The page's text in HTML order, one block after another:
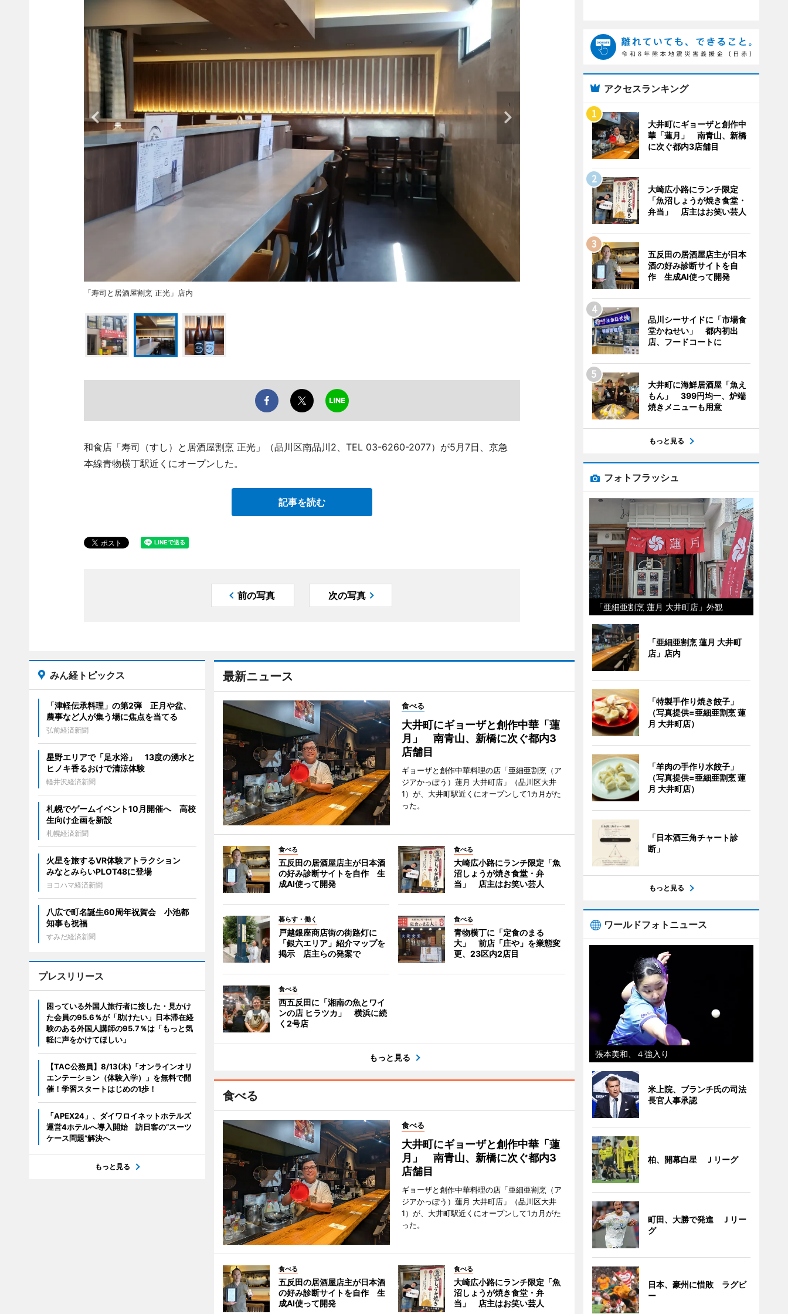
「寿司と居酒屋割烹 正光」店内
和食店「寿司（すし）と居酒屋割烹 正光」（品川区南品川2、TEL 03-6260-2077）が5月7日、京急
本線青物横丁駅近くにオープンした。
記事を読む
前の写真 次の写真
最新ニュース
食べる
大井町にギョーザと創作中華「蓮
月」 南青山、新橋に次ぐ都内3
店舗目
ギョーザと創作中華料理の店「亜細亜割烹（ア
ジアかっぽう）蓮月 大井町店」（品川区大井
1）が、大井町駅近くにオープンして1カ月がた
った。
食べる
五反田の居酒屋店主が日本酒
の好み診断サイトを自作 生
成AI使って開発
食べる
大崎広小路にランチ限定「魚
沼しょうが焼き食堂・弁
当」 店主はお笑い芸人
暮らす・働く
戸越銀座商店街の街路灯に
「銀六エリア」紹介マップを
掲示 店主らの発案で
食べる
青物横丁に「定食のまる
大」 前店「庄や」を業態変
更、23区内2店目
食べる
西五反田に「湘南の魚とワイ
ンの店 ヒラツカ」 横浜に続
く2号店
もっと見る
食べる
食べる
大井町にギョーザと創作中華「蓮
月」 南青山、新橋に次ぐ都内3
店舗目
ギョーザと創作中華料理の店「亜細亜割烹（ア
ジアかっぽう）蓮月 大井町店」（品川区大井
1）が、大井町駅近くにオープンして1カ月がた
った。
食べる
五反田の居酒屋店主が日本酒
の好み診断サイトを自作 生
成AI使って開発
食べる
大崎広小路にランチ限定「魚
沼しょうが焼き食堂・弁
当」 店主はお笑い芸人
みん経トピックス
「津軽伝承料理」の第2弾 正月や盆、
農事など人が集う場に焦点を当てる
弘前経済新聞
星野エリアで「足水浴」 13度の湧水と
ヒノキ香るおけで清涼体験
軽井沢経済新聞
札幌でゲームイベント10月開催へ 高校
生向け企画を新設
札幌経済新聞
火星を旅するVR体験アトラクション
みなとみらいPLOT48に登場
ヨコハマ経済新聞
八広で町名誕生60周年祝賀会 小池都
知事も祝福
すみだ経済新聞
プレスリリース
困っている外国人旅行者に接した・見かけ
た会員の95.6％が「助けたい」日本滞在経
験のある外国人講師の95.7％は「もっと気
軽に声をかけてほしい」
【TAC公務員】8/13(木)「オンラインオリ
エンテーション（体験入学）」を無料で開
催！学習スタートはじめの1歩！
「APEX24」、ダイワロイネットホテルズ
運営4ホテルへ導入開始 訪日客の“スーツ
ケース問題”解決へ
もっと見る
アクセスランキング
大井町にギョーザと創作中
華「蓮月」 南青山、新橋
に次ぐ都内3店舗目
大崎広小路にランチ限定
「魚沼しょうが焼き食堂・
弁当」 店主はお笑い芸人
五反田の居酒屋店主が日本
酒の好み診断サイトを自
作 生成AI使って開発
品川シーサイドに「市場食
堂かねせい」 都内初出
店、フードコートに
大井町に海鮮居酒屋「魚え
もん」 399円均一、炉端
焼きメニューも用意
もっと見る
フォトフラッシュ
「亜細亜割烹 蓮月 大井町店」外観
「亜細亜割烹 蓮月 大井町
店」店内
「特製手作り焼き餃子」
（写真提供=亜細亜割烹 蓮
月 大井町店）
「羊肉の手作り水餃子」
（写真提供=亜細亜割烹 蓮
月 大井町店）
「日本酒三角チャート診
断」
もっと見る
ワールドフォトニュース
張本美和、４強入り
米上院、ブランチ氏の司法
長官人事承認
柏、開幕白星 Ｊリーグ
町田、大勝で発進 Ｊリー
グ
日本、豪州に惜敗 ラグビ
ー